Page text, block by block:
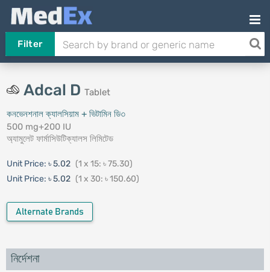
Filter
Adcal D Tablet
কনভেনশনাল ক্যালসিয়াম + ভিটামিন ডি৩
500 mg+200 IU
অ্যামুলেট ফার্মাসিউটিক্যালস লিমিটেড
Unit Price: ৳ 5.02 (1 x 15: ৳ 75.30)
Unit Price: ৳ 5.02 (1 x 30: ৳ 150.60)
Alternate Brands
নির্দেশনা